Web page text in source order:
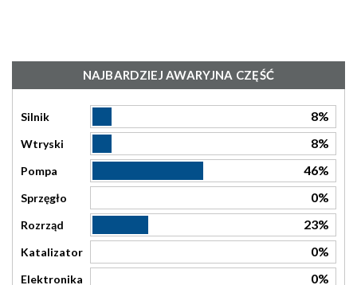
NAJBARDZIEJ AWARYJNA CZĘŚĆ
Silnik 8%
Wtryski 8%
Pompa 46%
Sprzęgło 0%
Rozrząd 23%
Katalizator 0%
Elektronika 0%